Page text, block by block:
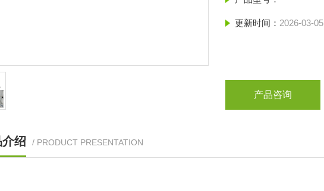
更新时间： 2026-03-05
产品咨询
绍 / PRODUCT PRESENTATION